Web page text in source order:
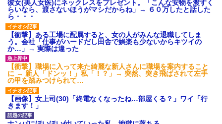
タ
後続車にクラクションを鳴ら
され彼氏が逆切れ。「何クラク
ション鳴らしてんだ！降りてこ
いよ！」と怒鳴りだし...
【衝撃】報酬100万円超の治験
募集がこちらｗｗｗｗｗ(※画像
あり)
【ネット騒然】惨殺されたタ
ワマン頂き女子のこの動画、す
げえええええｗｗｗｗｗｗｗｗ
ｗｗｗ
【愕然】白のクラウン俺氏、
高速道路左車線を制限速度で走
った結果wwwwwwwwwwww
みたよ
彼女(美人女医)にネックレスをプレゼント。「こんな安物を渡すく
らいなら、渡さないほうがマシだからね」→ ６０万したと話した
ら・・・
【衝撃】ある工場に配属すると、女の人がみんな退職してしま
う。会社「仕事がハードだし田舎で娯楽も少ないからキツイの
か…」→ 実際は違った
【衝撃】職場に入って来た綺麗な新人さんに職場を案内すること
に → 新人「ドンッ！」私「！？」→ 突然、突き飛ばされて左手
の甲を踏みつけられて…
【画像】女上司(30)「終電なくなったね…部屋くる？」ワイ「行
きます！」